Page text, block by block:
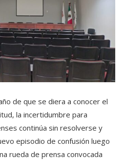
de que se diera a conocer el
la incertidumbre para
continúa sin resolverse y
episodio de confusión luego
rueda de prensa convocada